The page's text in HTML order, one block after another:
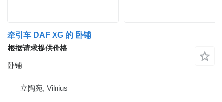
牵引车 DAF XG 的 卧铺
根据请求提供价格
卧铺
立陶宛, Vilnius